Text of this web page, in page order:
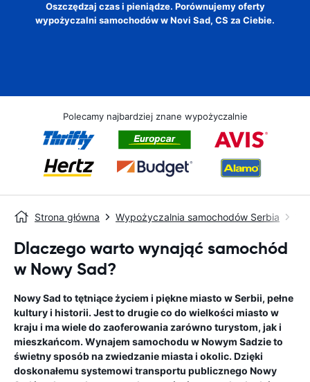
Oszczędzaj czas i pieniądze. Porównujemy oferty
wypożyczalni samochodów w Novi Sad, CS za Ciebie.
Polecamy najbardziej znane wypożyczalnie
Strona główna Wypożyczalnia samochodów Serbia
Dlaczego warto wynająć samochód
w Nowy Sad?
Nowy Sad to tętniące życiem i piękne miasto w Serbii, pełne
kultury i historii. Jest to drugie co do wielkości miasto w
kraju i ma wiele do zaoferowania zarówno turystom, jak i
mieszkańcom. Wynajem samochodu w Nowym Sadzie to
świetny sposób na zwiedzanie miasta i okolic. Dzięki
doskonałemu systemowi transportu publicznego Nowy